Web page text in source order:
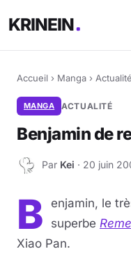
KRINEIN
Accueil › Manga › Actualité
MANGA ACTUALITÉ
Benjamin de
K Par Kei · 20 juin
B
enjamin, le
superbe
Xiao Pan.